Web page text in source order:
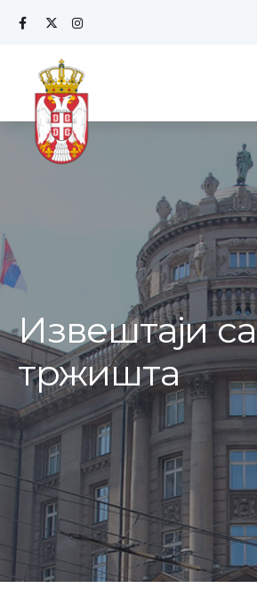
Извештаји са
тржишта